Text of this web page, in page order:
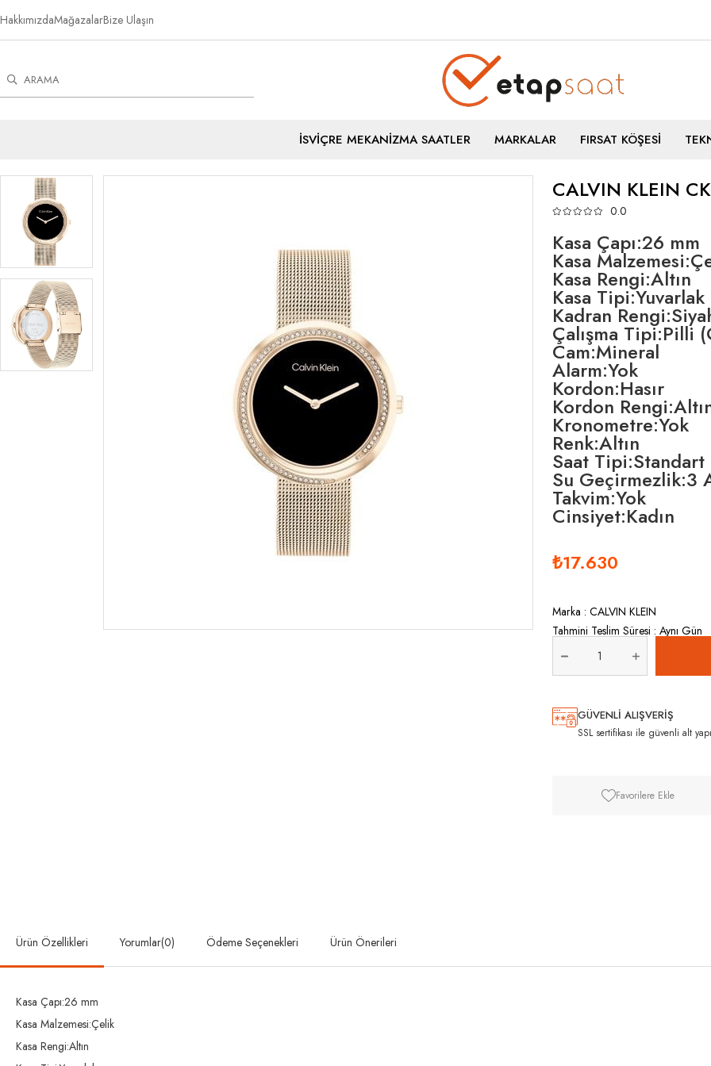
HakkımızdaMağazalarBize Ulaşın
İSVİÇRE MEKANİZMA SAATLER MARKALAR FIRSAT KÖŞESİ
CALVIN KLEIN
0.0
Kasa Çapı:26 mm
Kasa
Kasa Rengi:Altın
Kasa Tipi:Yuvarlak
Kadran
Çalışma Tipi:Pilli
Cam:Mineral
Alarm:Yok
Kordon:Hasır
Kordon
Kronometre:Yok
Renk:Altın
Saat Tipi:Standart
Su Geçirmezlik:3
Takvim:Yok
Cinsiyet:Kadın
₺17.630
Marka : CALVIN KLEIN
Tahmini Teslim Süresi : Aynı Gün
GÜVENLİ ALIŞVERİŞ
SSL sertifikası ile güvenli alt yapı
Favorilere Ekle
Ürün Özellikleri Yorumlar(0) Ödeme Seçenekleri Ürün Önerileri
Kasa Çapı:26 mm
Kasa Malzemesi:Çelik
Kasa Rengi:Altın